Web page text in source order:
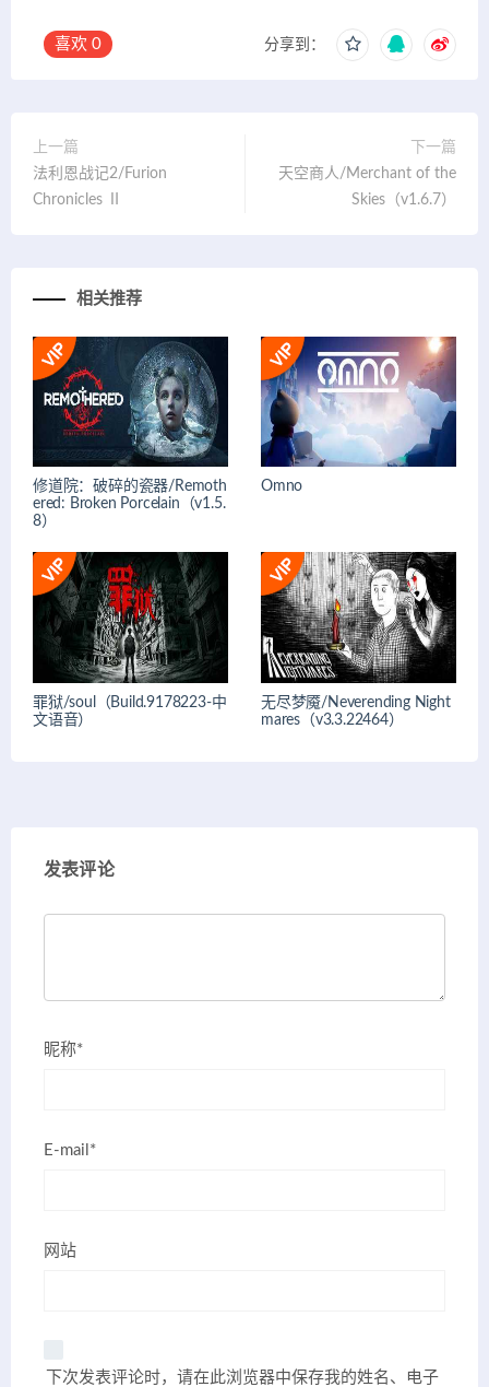
喜欢 0 分享到：
上一篇
法利恩战记2/Furion
Chronicles Ⅱ
下一篇
天空商人/Merchant of the
Skies（v1.6.7）
相关推荐
修道院：破碎的瓷器/Remoth
ered: Broken Porcelain（v1.5.
8）
Omno
罪狱/soul（Build.9178223-中
文语音）
无尽梦魇/Neverending Night
mares（v3.3.22464）
发表评论
昵称*
E-mail*
网站
下次发表评论时，请在此浏览器中保存我的姓名、电子